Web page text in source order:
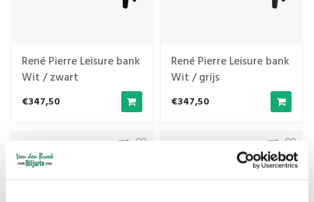
René Pierre Leisure bank
Wit / zwart
€347,50
René Pierre Leisure bank
Wit / grijs
€347,50